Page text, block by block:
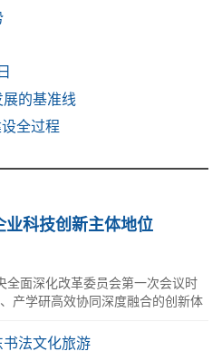
的基准线
全过程
业科技创新主体地位
全面深化改革委员会第一次会议时
产学研高效协同深度融合的创新体
法文化旅游